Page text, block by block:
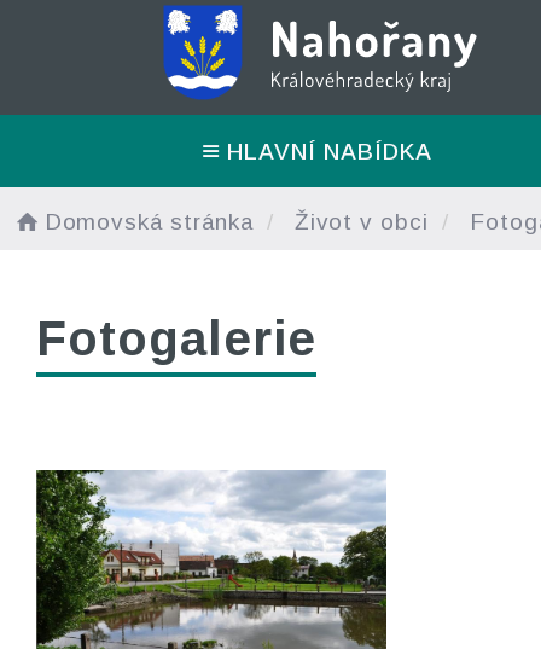
HLAVNÍ NABÍDKA
Domovská stránka Život v obci
Fotogalerie